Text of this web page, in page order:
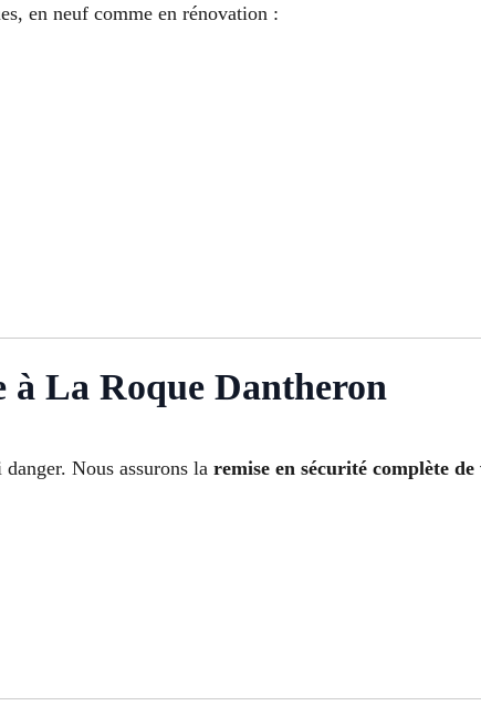
en neuf comme en rénovation :
à La Roque Dantheron
Nous assurons la remise en sécurité complète